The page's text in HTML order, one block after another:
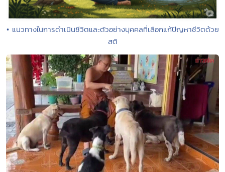
• แนวทางในการดำเนินชีวิตและตัวอย่างบุคคลที่เลือกแก้ปัญหาชีวิตด้วย
สติ